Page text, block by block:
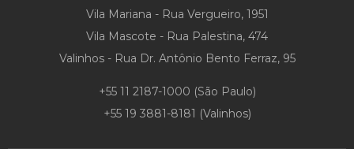
Vila Mariana - Rua Vergueiro, 1951
Vila Mascote - Rua Palestina, 474
Valinhos - Rua Dr. Antônio Bento Ferraz, 95
+55 11 2187-1000 (São Paulo)
+55 19 3881-8181 (Valinhos)